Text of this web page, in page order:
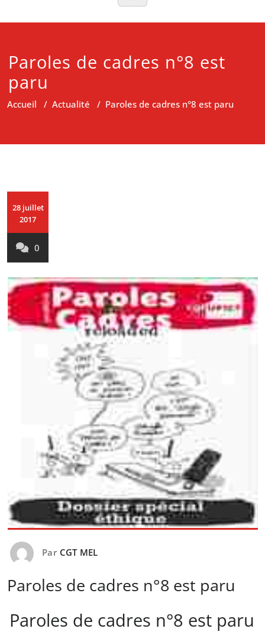
Paroles de cadres n°8 est
paru
Accueil / Actualité / Paroles de cadres n°8 est paru
28 juillet
2017
0
Par CGT MEL
Paroles de cadres n°8 est paru
Paroles de cadres n°8 est paru